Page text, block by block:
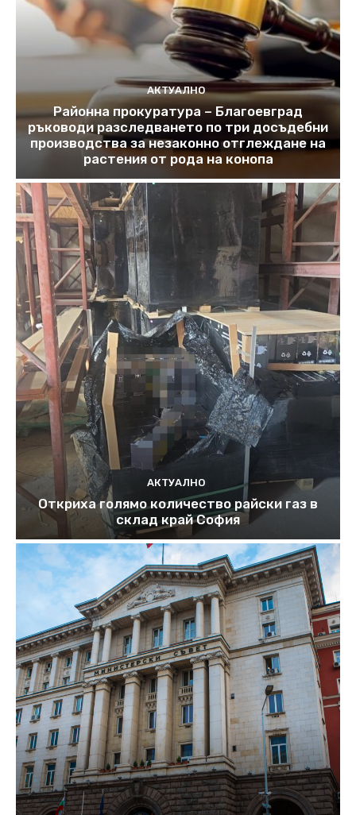
АКТУАЛНО
Районна прокуратура – Благоевград
ръководи разследването по три досъдебни
производства за незаконно отглеждане на
растения от рода на конопа
АКТУАЛНО
Откриха голямо количество райски газ в
склад край София